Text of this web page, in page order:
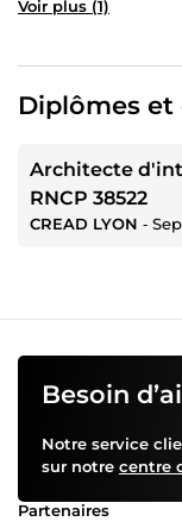
Voir plus (1)
Diplômes
Architecte
RNCP 38522
CREAD LYON ‐
Besoin
Notre service
sur notre centre
Partenaires